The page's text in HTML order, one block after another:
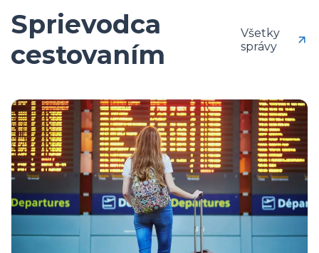
Sprievodca
cestovaním
Všetky
správy